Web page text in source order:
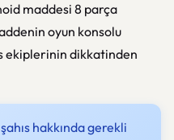
maddesi 8 parça
oyun konsolu
ekiplerinin dikkatinden
hakkında gerekli